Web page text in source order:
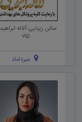
سالن زیبایی آلاله
vip
میرداماد